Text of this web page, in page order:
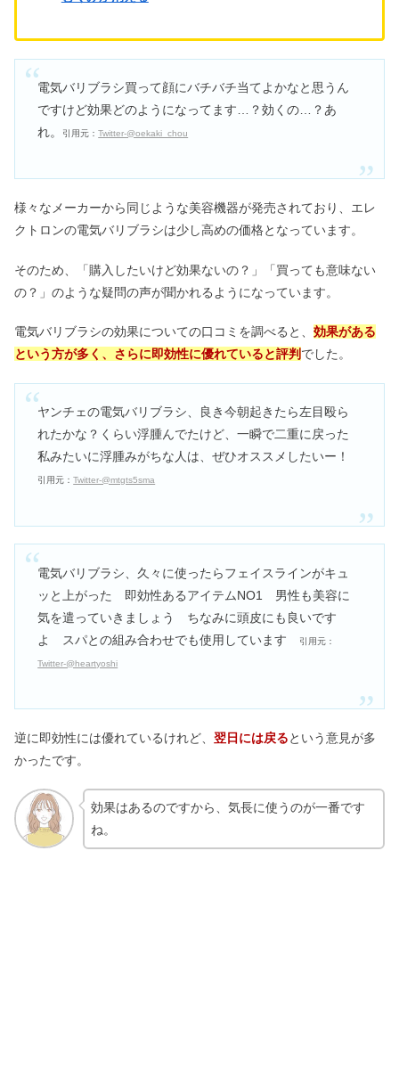
メラケアフォルテクリームの危険性｜
VIOの効果は？どこで売ってる？
悪い・体に悪い成分って本当？
電気バリブラシ買って顔にバチバチ当てよかなと思うん
ですけど効果どのようになってます…？効くの…？あ
れ。
引用元：Twitter-@oekaki_chou
様々なメーカーから同じような美容機器が発売されており、エレ
クトロンの電気バリブラシは少し高めの価格となっています。
そのため、「購入したいけど効果ないの？」「買っても意味ない
の？」のような疑問の声が聞かれるようになっています。
電気バリブラシの効果についての口コミを調べると、 効果がある
という方が多く、さらに即効性に優れていると評判 でした。
ヤンチェの電気バリブラシ、良き今朝起きたら左目殴ら
れたかな？くらい浮腫んでたけど、一瞬で二重に戻った
私みたいに浮腫みがちな人は、ぜひオススメしたいー！
引用元：Twitter-@mtgts5sma
電気バリブラシ、久々に使ったらフェイスラインがキュ
ッと上がった 即効性あるアイテムNO1 男性も美容に
気を遣っていきましょう ちなみに頭皮にも良いです
よ スパとの組み合わせでも使用しています
引用元：
Twitter-@heartyoshi
逆に即効性には優れているけれど、 翌日には戻るという意見が多
かったです。
効果はあるのですから、気長に使うのが一番です
ね。